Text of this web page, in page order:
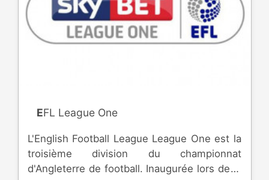
EFL League One
L'English Football League League One est la
troisième division du championnat
d'Angleterre de football. Inaugurée lors de la